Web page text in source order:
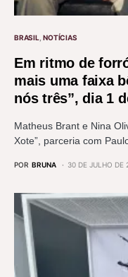
BRASIL NOTÍCIAS
Em ritmo de
mais uma faixa
nós três”, dia 1
Matheus Brant e Nina
Xote”, parceria com
POR BRUNA 30 DE JULHO DE